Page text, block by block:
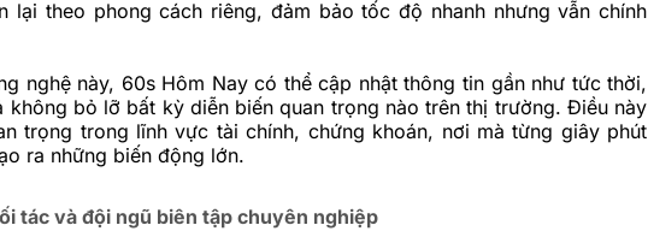
lại theo phong cách riêng, đảm bảo tốc độ nhanh nhưng vẫn chính
nghệ này, 60s Hôm Nay có thể cập nhật thông tin gần như tức thời,
không bỏ lỡ bất kỳ diễn biến quan trọng nào trên thị trường. Điều này
trọng trong lĩnh vực tài chính, chứng khoán, nơi mà từng giây phút
ra những biến động lớn.
tác và đội ngũ biên tập chuyên nghiệp